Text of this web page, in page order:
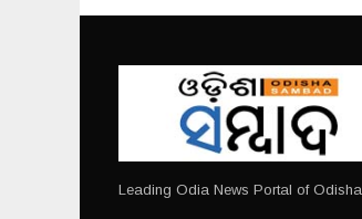
Leading Odia News Portal of Odisha.